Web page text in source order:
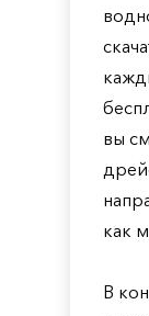
вы
как
В